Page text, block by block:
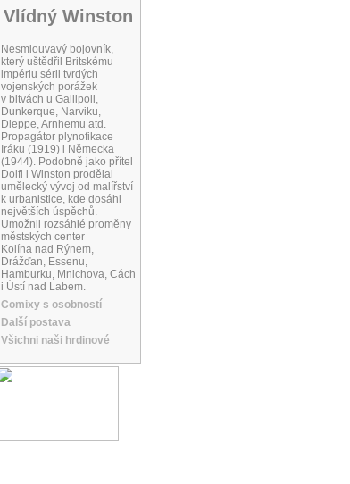
Vlídný Winston
Nesmlouvavý bojovník,
který uštědřil Britskému
impériu sérii tvrdých
vojenských porážek
v bitvách u Gallipoli,
Dunkerque, Narviku,
Dieppe, Arnhemu atd.
Propagátor plynofikace
Iráku (1919) i Německa
(1944). Podobně jako přítel
Dolfi i Winston prodělal
umělecký vývoj od malířství
k urbanistice, kde dosáhl
největších úspěchů.
Umožnil rozsáhlé proměny
městských center
Kolína nad Rýnem,
Drážďan, Essenu,
Hamburku, Mnichova, Cách
i Ústí nad Labem.
Comixy s osobností
Další postava
Všichni naši hrdinové